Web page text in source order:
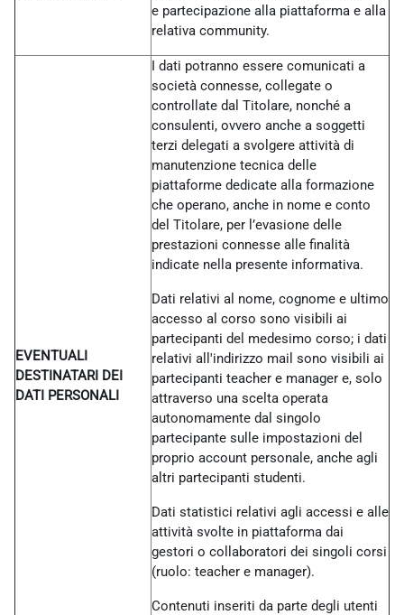
e partecipazione alla piattaforma e alla
relativa community.
EVENTUALI
DESTINATARI DEI
DATI PERSONALI
I dati potranno essere comunicati a
società connesse, collegate o
controllate dal Titolare, nonché a
consulenti, ovvero anche a soggetti
terzi delegati a svolgere attività di
manutenzione tecnica delle
piattaforme dedicate alla formazione
che operano, anche in nome e conto
del Titolare, per l’evasione delle
prestazioni connesse alle finalità
indicate nella presente informativa.
Dati relativi al nome, cognome e ultimo
accesso al corso sono visibili ai
partecipanti del medesimo corso; i dati
relativi all'indirizzo mail sono visibili ai
partecipanti teacher e manager e, solo
attraverso una scelta operata
autonomamente dal singolo
partecipante sulle impostazioni del
proprio account personale, anche agli
altri partecipanti studenti.
Dati statistici relativi agli accessi e alle
attività svolte in piattaforma dai
gestori o collaboratori dei singoli corsi
(ruolo: teacher e manager).
Contenuti inseriti da parte degli utenti